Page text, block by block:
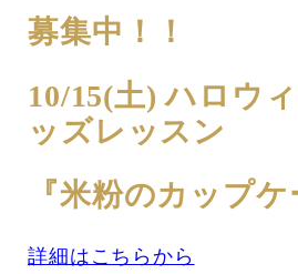
募集中！！
10/15(土) ハロウ
ッズレッスン
『米粉のカップケ
詳細はこちらから